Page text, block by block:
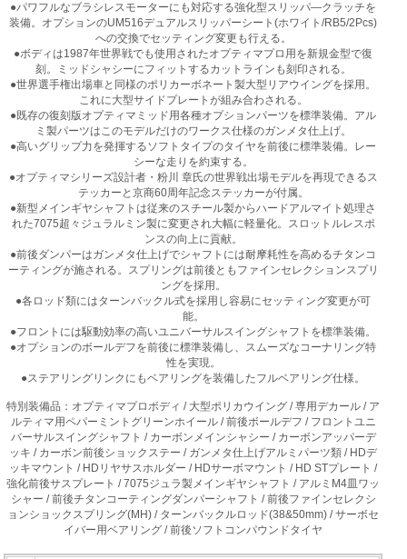
●パワフルなブラシレスモーターにも対応する強化型スリッパ―クラッチを
装備。オプションのUM516デュアルスリッパーシート(ホワイト/RB5/2Pcs)
への交換でセッティング変更も行える。
●ボディは1987年世界戦でも使用されたオプティマプロ用を新規金型で復
刻。ミッドシャシーにフィットするカットラインも刻印される。
●世界選手権出場車と同様のポリカーボネート製大型リアウイングを採用。
これに大型サイドプレートが組み合わされる。
●既存の復刻版オプティマミッド用各種オプションパーツを標準装備。アル
ミ製パーツはこのモデルだけのワークス仕様のガンメタ仕上げ。
●高いグリップ力を発揮するソフトタイプのタイヤを前後に標準装備。レー
シーな走りを約束する。
●オプティマシリーズ設計者・粉川 章氏の世界戦出場モデルを再現できるス
テッカーと京商60周年記念ステッカーが付属。
●新型メインギヤシャフトは従来のスチール製からハードアルマイト処理さ
れた7075超々ジュラルミン製に変更され大幅に軽量化。スロットルレスポ
ンスの向上に貢献。
●前後ダンパーはガンメタ仕上げでシャフトには耐摩耗性を高めるチタンコ
ーティングが施される。スプリングは前後ともファインセレクションスプリ
ングを採用。
●各ロッド類にはターンバックル式を採用し容易にセッティング変更が可
能。
●フロントには駆動効率の高いユニバーサルスイングシャフトを標準装備。
●オプションのボールデフを前後に標準装備し、スムーズなコーナリング特
性を実現。
●ステアリングリンクにもベアリングを装備したフルベアリング仕様。
特別装備品：オプティマプロボディ / 大型ポリカウイング / 専用デカール / ア
ルティマ用ペパーミントグリーンホイール / 前後ボールデフ / フロントユニ
バーサルスイングシャフト / カーボンメインシャシー / カーボンアッパーデ
ッキ / カーボン前後ショックステー / ガンメタ仕上げアルミパーツ類 / HDデ
ッキマウント / HDリヤサスホルダー / HDサーボマウント / HD STプレート /
強化前後サスプレート / 7075ジュラ製メインギヤシャフト / アルミM4皿ワッ
シャー / 前後チタンコーティングダンパーシャフト / 前後ファインセレクシ
ョンショックスプリング(MH) / ターンバックルロッド(38&50mm) / サーボセ
イバー用ベアリング / 前後ソフトコンパウンドタイヤ